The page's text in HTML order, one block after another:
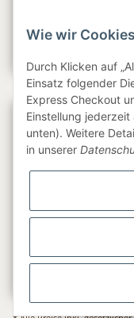
Gesetzliche
Wie wir
Durch Klicken auf
Einsatz folgender
Express Checkout
Einstellung
unten). Weitere
in unserer